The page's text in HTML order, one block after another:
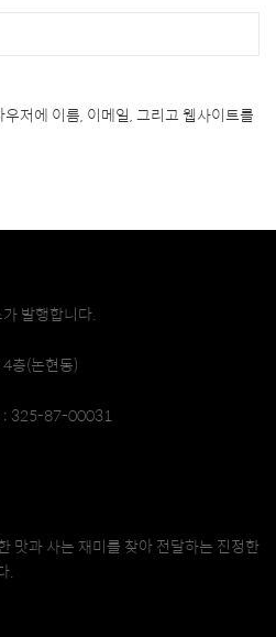
저에 이름, 이메일, 그리고 웹사이트를
발행합니다.
층(논현동)
: 325-87-00031
맛과 사는 재미를 찾아 전달하는 진정한
.